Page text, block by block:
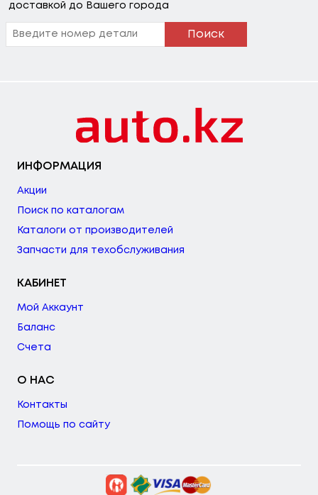
доставкой до Вашего города
Поиск
ИНФОРМАЦИЯ
Акции
Поиск по каталогам
Каталоги от производителей
Запчасти для техобслуживания
КАБИНЕТ
Мой Аккаунт
Баланс
Счета
О НАС
Контакты
Помощь по сайту